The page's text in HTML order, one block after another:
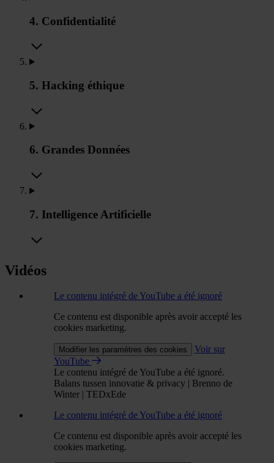
4. Confidentialité
5. Hacking éthique
6. Grandes Données
7. Intelligence Artificielle
Vidéos
Le contenu intégré de YouTube a été ignoré
Ce contenu est disponible après avoir accepté les
cookies marketing.
Modifier les paramètres des cookies
Voir sur
YouTube
Le contenu intégré de YouTube a été ignoré.
Balans tussen innovatie & privacy | Brenno de
Winter | TEDxEde
Le contenu intégré de YouTube a été ignoré
Ce contenu est disponible après avoir accepté les
cookies marketing.